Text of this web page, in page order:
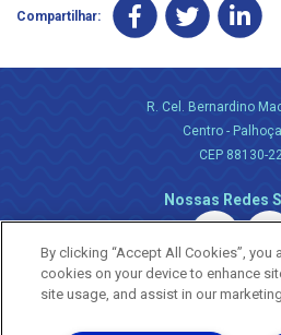
Compartilhar:
R. Cel. Bernardino
Centro -
CEP 88130-
Nossas Redes
By clicking “Accept All Cookies”,
cookies on your device to enhance
site usage, and assist in our